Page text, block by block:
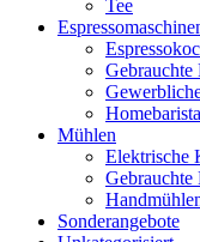
Tee
Gebrauchte
Mühlen
Elektrische
Gebrauchte
Sonderangebote